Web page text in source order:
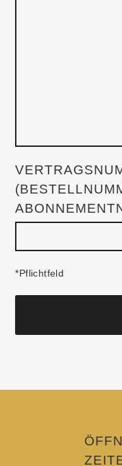
*Pflichtfeld